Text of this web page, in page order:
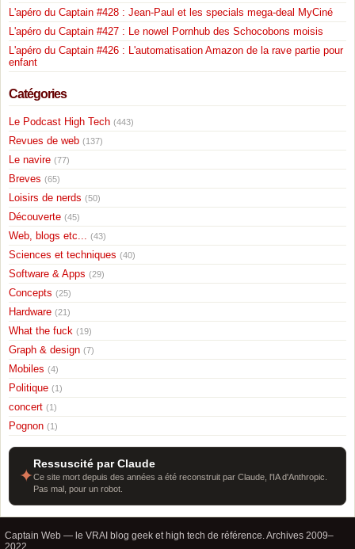
L'apéro du Captain #428 : Jean-Paul et les specials mega-deal MyCiné
L'apéro du Captain #427 : Le nowel Pornhub des Schocobons moisis
L'apéro du Captain #426 : L'automatisation Amazon de la rave partie pour
enfant
Catégories
Le Podcast High Tech (443)
Revues de web (137)
Le navire (77)
Breves (65)
Loisirs de nerds (50)
Découverte (45)
Web, blogs etc... (43)
Sciences et techniques (40)
Software & Apps (29)
Concepts (25)
Hardware (21)
What the fuck (19)
Graph & design (7)
Mobiles (4)
Politique (1)
concert (1)
Pognon (1)
✦
Ressuscité par Claude
Ce site mort depuis des années a été reconstruit par Claude, l'IA d'Anthropic.
Pas mal, pour un robot.
Captain Web — le VRAI blog geek et high tech de référence. Archives 2009–
2022.